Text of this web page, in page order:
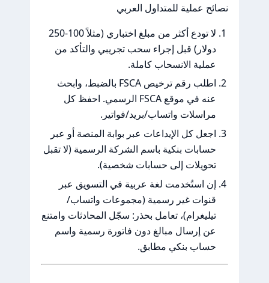
نصائح عملية للمتداول العربي
لا تودع أكثر من مبلغ اختباري (مثلاً 100-250
دولار) قبل إجراء سحب تجريبي والتأكد من
عملية الانسحاب كاملة.
اطلب رقم ترخيص FSCA بالضبط، وابحث
عنه في موقع FSCA الرسمي. احفظ كل
مراسلات واتساب/بريد/فواتير.
اجعل كل الإيداعات عبر بوابة المنصة أو عبر
حسابات بنكية باسم الشركة الرسمية (لا تقبل
تحويلات إلى حسابات شخصية).
إن استُخدمت لغة عربية في التسويق عبر
قنوات غير رسمية (مجموعات واتساب/
تيليغرام)، تعامل بحذر: سجّل المحادثات وامتنع
عن إرسال مبالغ دون فاتورة رسمية واسم
حساب بنكي مطابق.